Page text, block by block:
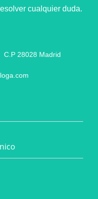
cualquier duda.
C.P 28028 Madrid